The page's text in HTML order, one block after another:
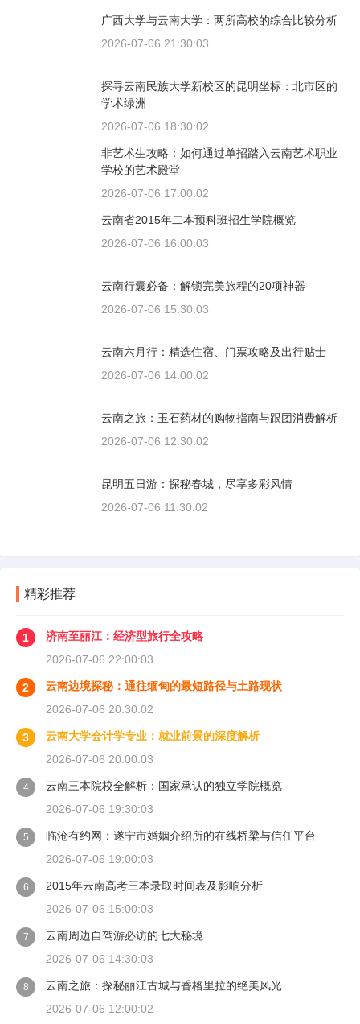
广西大学与云南大学：两所高校的综合比较分析
2026-07-06 21:30:03
探寻云南民族大学新校区的昆明坐标：北市区的
学术绿洲
2026-07-06 18:30:02
非艺术生攻略：如何通过单招踏入云南艺术职业
学校的艺术殿堂
2026-07-06 17:00:02
云南省2015年二本预科班招生学院概览
2026-07-06 16:00:03
云南行囊必备：解锁完美旅程的20项神器
2026-07-06 15:30:03
云南六月行：精选住宿、门票攻略及出行贴士
2026-07-06 14:00:02
云南之旅：玉石药材的购物指南与跟团消费解析
2026-07-06 12:30:02
昆明五日游：探秘春城，尽享多彩风情
2026-07-06 11:30:02
精彩推荐
1
济南至丽江：经济型旅行全攻略
2026-07-06 22:00:03
2
云南边境探秘：通往缅甸的最短路径与土路现状
2026-07-06 20:30:02
3
云南大学会计学专业：就业前景的深度解析
2026-07-06 20:00:03
4
云南三本院校全解析：国家承认的独立学院概览
2026-07-06 19:30:03
5
临沧有约网：遂宁市婚姻介绍所的在线桥梁与信任平台
2026-07-06 19:00:03
6
2015年云南高考三本录取时间表及影响分析
2026-07-06 15:00:03
7
云南周边自驾游必访的七大秘境
2026-07-06 14:30:03
8
云南之旅：探秘丽江古城与香格里拉的绝美风光
2026-07-06 12:00:02